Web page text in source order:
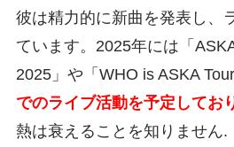
彼は精力的に新曲を発表し、
ています。2025年には「
2025」や「WHO is ASKA Tour
でのライブ活動を予定してお
熱は衰えることを知りません.